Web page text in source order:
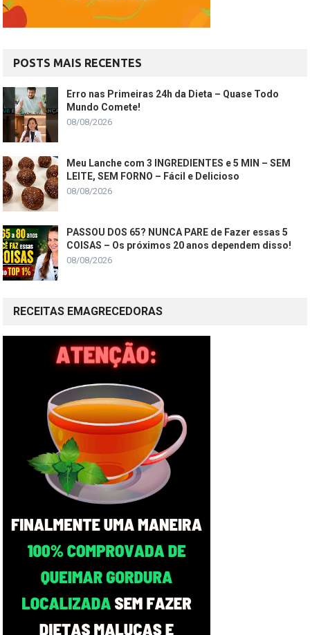
POSTS MAIS RECENTES
Erro nas Primeiras 24h da Dieta – Quase Todo
Mundo Comete!
08/08/2026
Meu Lanche com 3 INGREDIENTES e 5 MIN – SEM
LEITE, SEM FORNO – Fácil e Delicioso
08/08/2026
PASSOU DOS 65? NUNCA PARE de Fazer essas 5
COISAS – Os próximos 20 anos dependem disso!
08/08/2026
RECEITAS EMAGRECEDORAS